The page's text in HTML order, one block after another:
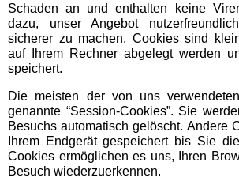
Copa Ca Backum
Freizeitbad Heveney
H2O Herford
Thermen & Badewelt
Euskirchen
Schaden an und enthalten keine
dazu, unser Angebot
sicherer zu machen. Cookies sind
auf Ihrem Rechner abgelegt werden
speichert.
Die meisten der von uns
genannte “Session-Cookies”. Sie
Besuchs automatisch gelöscht. Andere
Ihrem Endgerät gespeichert bis Sie
Cookies ermöglichen es uns, Ihren
Besuch wiederzuerkennen.